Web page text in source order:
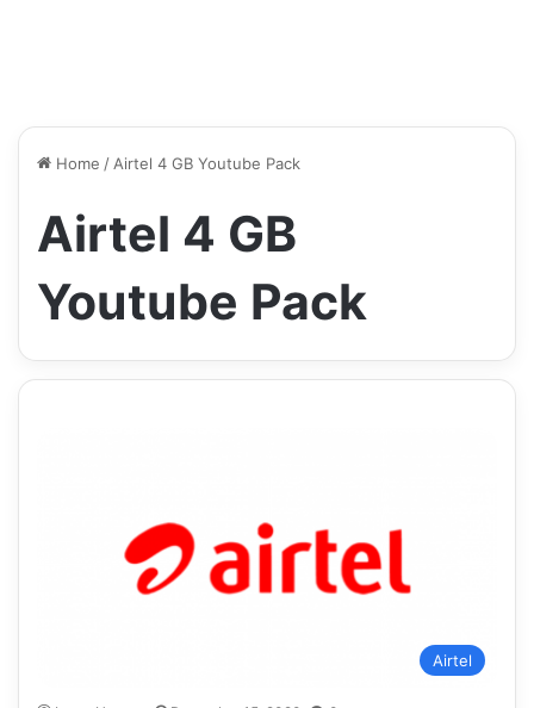
Home /Airtel 4 GB Youtube Pack
Airtel 4 GB
Youtube Pack
Airtel